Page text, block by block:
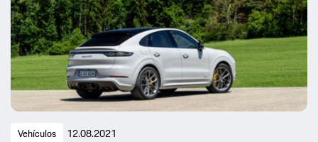
Vehículos 12.08.2021